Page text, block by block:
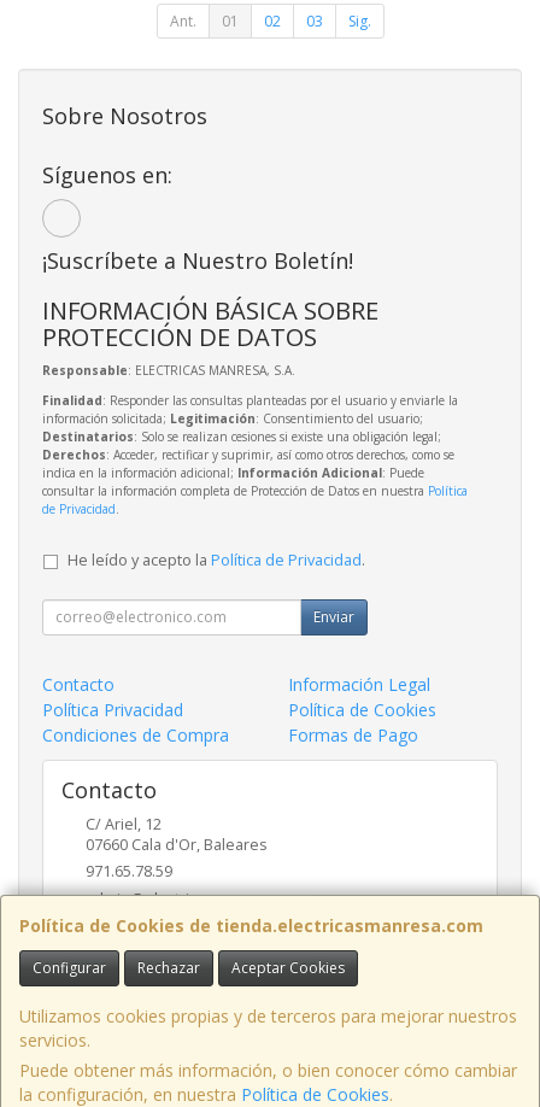
Ant. 01 02 03 Sig.
Política de Cookies de tienda.electricasmanresa.com
Configurar Rechazar Aceptar Cookies
Utilizamos cookies propias y de terceros para mejorar nuestros
servicios.
Puede obtener más información, o bien conocer cómo cambiar
la configuración, en nuestra Política de Cookies.
Sobre Nosotros
Síguenos en:
¡Suscríbete a Nuestro Boletín!
INFORMACIÓN BÁSICA SOBRE
PROTECCIÓN DE DATOS
Responsable: ELECTRICAS MANRESA, S.A.
Finalidad: Responder las consultas planteadas por el usuario y enviarle la
información solicitada; Legitimación: Consentimiento del usuario;
Destinatarios: Solo se realizan cesiones si existe una obligación legal;
Derechos: Acceder, rectificar y suprimir, así como otros derechos, como se
indica en la información adicional; Información Adicional: Puede
consultar la información completa de Protección de Datos en nuestra Política
de Privacidad.
He leído y acepto la Política de Privacidad.
Enviar
Contacto
Información Legal
Política Privacidad
Política de Cookies
Condiciones de Compra
Formas de Pago
Contacto
C/ Ariel, 12
07660 Cala d'Or, Baleares
971.65.78.59
admin@electricasmanresa.com
Horario
9:00 - 13:30 / 15:30 - 19:00
, , , , España. - C.I.F.: A07111495 - Tfno: